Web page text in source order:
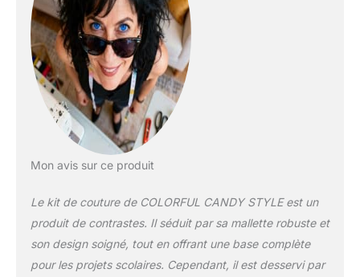
Mon avis sur ce produit
Le kit de couture de COLORFUL CANDY STYLE est un
produit de contrastes. Il séduit par sa mallette robuste et
son design soigné, tout en offrant une base complète
pour les projets scolaires. Cependant, il est desservi par